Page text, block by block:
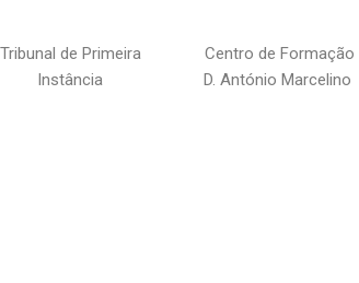
Tribunal de Primeira
Instância
Centro de Formação
D. António Marcelino